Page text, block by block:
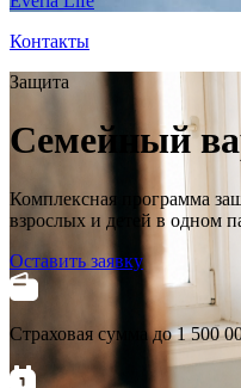
Контакты
Защита
Семейный
Комплексная программа
взрослых и детей в одном
Оставить заявку
Страховая сумма до 1 500